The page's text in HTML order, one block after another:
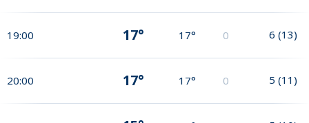
19:00 17° 17° 0 6 (13)
20:00 17° 17° 0 5 (11)